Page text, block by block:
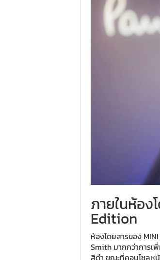
ภายในห้อง
Edition
ห้องโดยสารของ
Smith มากกว่าการเ
สีดำ ขณะที่คอนโซลห